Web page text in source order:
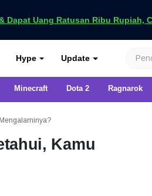
Dapat Uang Ratusan Ribu Rupiah,
Hype Update
Minecraft Dota 2 Ragnarok
Kamu